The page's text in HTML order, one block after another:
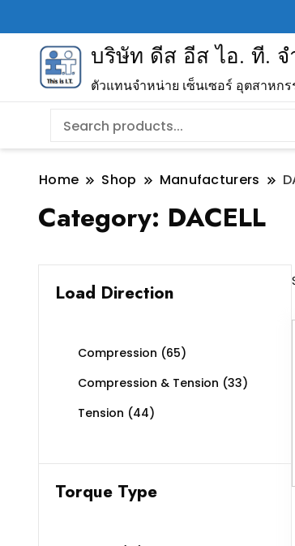
บริษัท ดีส อีส ไอ. ที. จ
ตัวแทนจำหน่าย เซ็นเซอร์ อุตสาหก
Home Shop Manufacturers
Category: DACELL
Load Direction
Compression (65)
Compression & Tension (33)
Tension (44)
Torque Type